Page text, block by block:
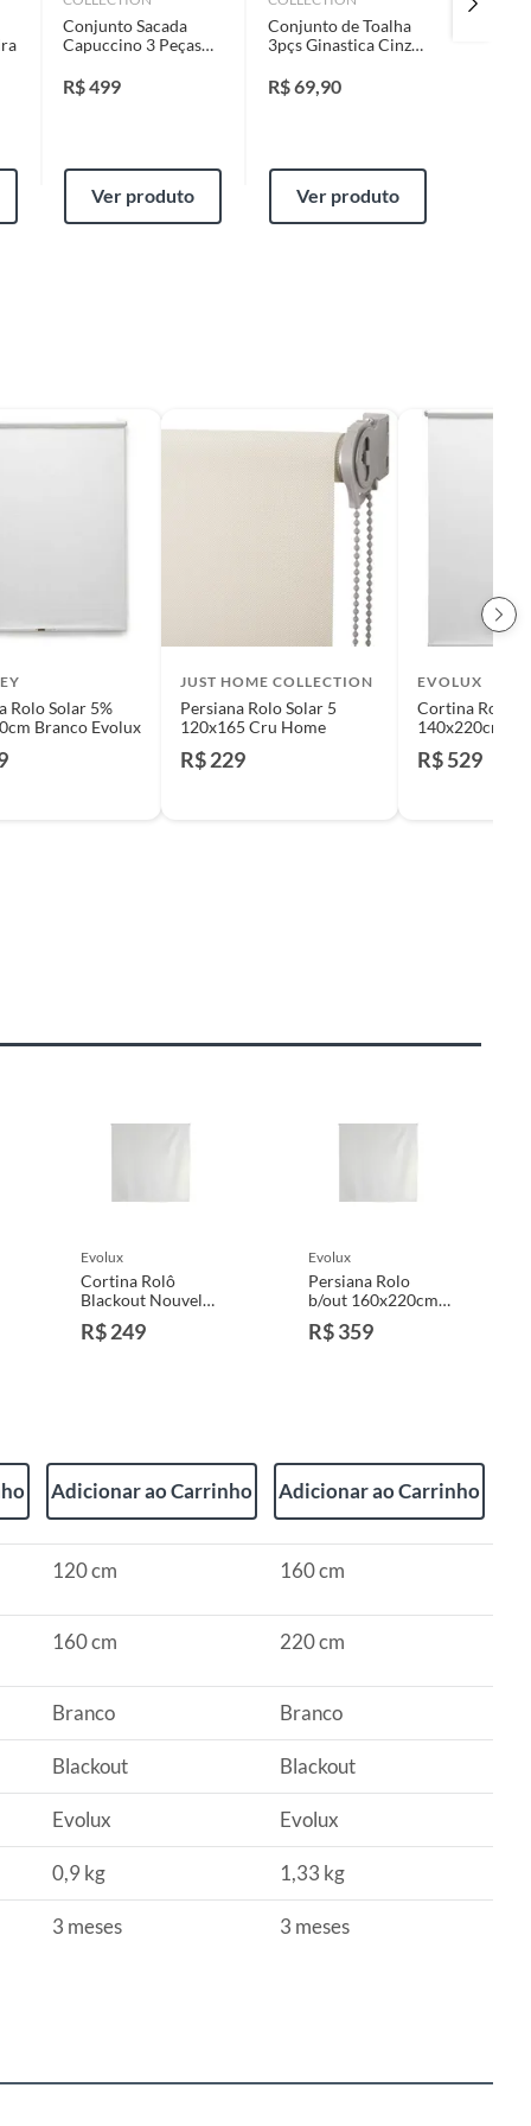
Conjunto Sacada
Capuccino 3 Peças
R$499
Ver produto
Conjunto de Toalha
3pçs Ginastica Cinza
R$69,90
Ver produto
Rolo Solar 5%
130x160cm Branco Evolux
JUST HOME COLLECTION
Persiana Rolo Solar 5
120x165 Cru Home
R$ 229
EVOLUX
Cortina Rolô
140x220cm
R$ 529
evolux
Cortina Rolô
Blackout Nouvel
120x160cm
Branco
R$ 249
Adicionar ao Carrinho
evolux
Persiana Rolo
b/out 160x220cm
Branco Evolux
R$ 359
Adicionar ao Carrinho
120 cm 160 cm
160 cm 220 cm
Branco Branco
Blackout Blackout
Evolux Evolux
0,9 kg 1,33 kg
3 meses 3 meses